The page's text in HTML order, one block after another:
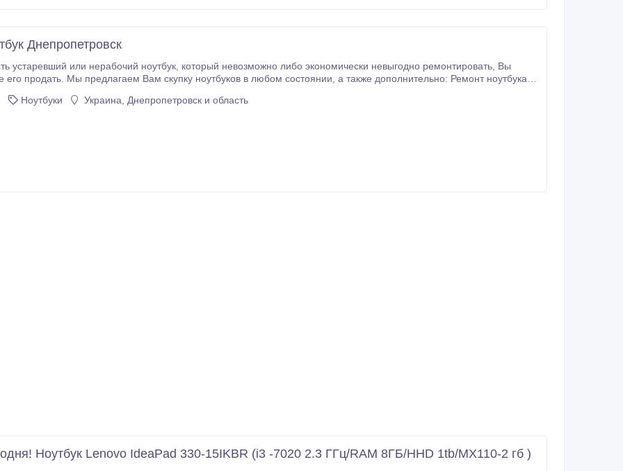
Днепропетровск
ноутбук, который невозможно либо экономически невыгодно ремонтировать, Вы
Мы предлагаем Вам скупку ноутбуков в любом состоянии, а также дополнительно: Ремонт ноутбука
на сайте по
Ноутбуки Украина, Днепропетровск и область
Ноутбук Lenovo IdeaPad 330-15IKBR (i3 -7020 2.3 ГГц/RAM 8ГБ/HHD 1tb/MX110-2 гб )